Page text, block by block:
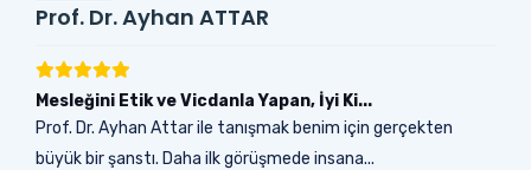
Prof. Dr. Ayhan ATTAR
Mesleğini Etik ve Vicdanla Yapan, İyi Ki...
Prof. Dr. Ayhan Attar ile tanışmak benim için gerçekten
büyük bir şanstı. Daha ilk görüşmede insana...